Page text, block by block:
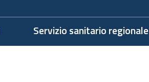
Servizio sanitario regionale